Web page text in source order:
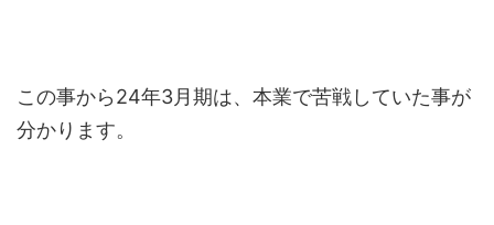
この事から24年3月期は、本業で苦戦していた事が
分かります。